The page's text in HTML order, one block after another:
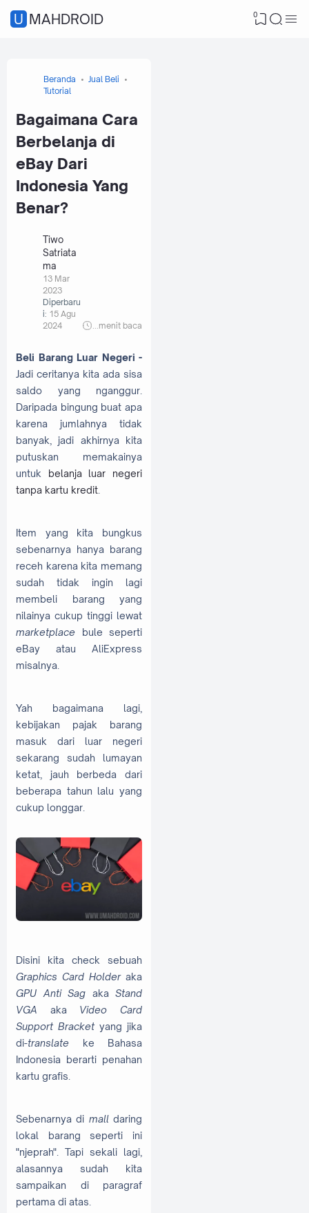
UMAHDROID 0
Beranda
Jual Beli
Tutorial
Bagaimana Cara
Berbelanja di
eBay Dari
Indonesia Yang
Benar?
Tiwo
Satriata
ma
13 Mar
2023
Diperbaru
i: 15 Agu
2024
menit baca
Beli Barang Luar Negeri -
Jadi ceritanya kita ada sisa
saldo yang nganggur.
Daripada bingung buat apa
karena jumlahnya tidak
banyak, jadi akhirnya kita
putuskan memakainya
untuk belanja luar negeri
tanpa kartu kredit
Item yang kita bungkus
sebenarnya hanya barang
receh karena kita memang
sudah tidak ingin lagi
membeli barang yang
nilainya cukup tinggi lewat
marketplace bule seperti
eBay atau AliExpress
misalnya.
Yah bagaimana lagi,
kebijakan pajak barang
masuk dari luar negeri
sekarang sudah lumayan
ketat, jauh berbeda dari
beberapa tahun lalu yang
cukup longgar.
Disini kita check sebuah
Graphics Card Holderaka
GPU Anti Sag aka Stand
VGA aka Video Card
Support Bracket yang jika
di-translate ke Bahasa
Indonesia berarti penahan
kartu grafis.
Sebenarnya di malldaring
lokal barang seperti ini
"njeprah". Tapi sekali lagi,
alasannya sudah kita
sampaikan di paragraf
pertama di atas.